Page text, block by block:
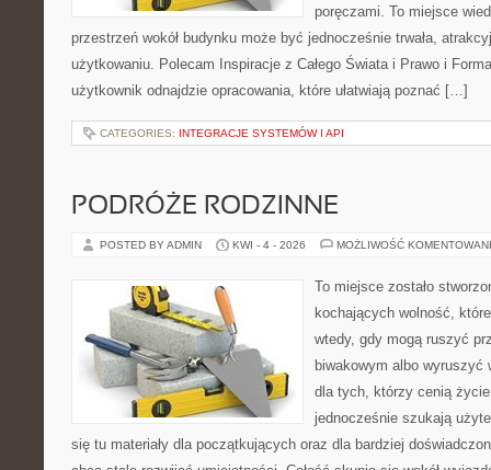
poręczami. To miejsce
przestrzeń wokół budynku może być jednocześnie trwała,
użytkowaniu. Polecam Inspiracje z Całego Świata i Prawo i
użytkownik odnajdzie opracowania, które ułatwiają poznać […]
CATEGORIES: INTEGRACJE SYSTEMÓW I API
PODRÓŻE RODZINNE
POSTED BY ADMIN KWI - 4 - 2026 MOŻLIWOŚĆ
To miejsce zostało
kochających wolność,
wtedy, gdy mogą ruszyć
biwakowym albo wyruszyć
dla tych, którzy cenią
jednocześnie szukają
się tu materiały dla początkujących oraz dla bardziej